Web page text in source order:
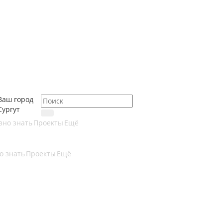
город
знатьПроекты Ещё
знатьПроекты Ещё